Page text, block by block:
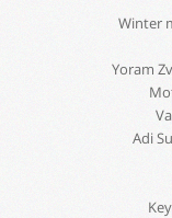
Winter
Yoram
Adi